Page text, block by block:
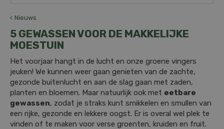
Nieuws
5 GEWASSEN VOOR DE MAKKELIJKE
MOESTUIN
Het voorjaar hangt in de lucht en onze groene vingers
jeuken! We kunnen weer gaan genieten van de zachte,
gezonde buitenlucht en aan de slag gaan met zaden,
planten en bloemen. Maar natuurlijk ook met eetbare
gewassen, zodat je straks kunt smikkelen en smullen van
een rijke, gezonde en lekkere oogst. Er is overal wel plek te
vinden of te maken voor verse groenten, kruiden en fruit.